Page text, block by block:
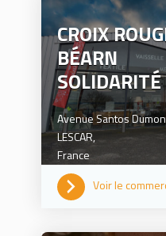
CROIX
BÉARN
SOLIDARITÉ
Avenue Santos
LESCAR,
France
0559842180
Voir le